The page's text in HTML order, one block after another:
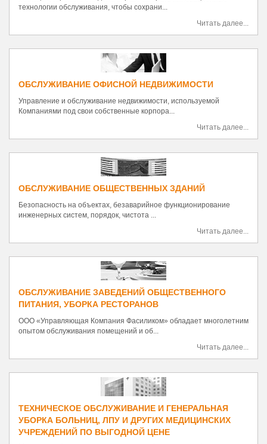
технологии обслуживания, чтобы сохрани...
Читать далее...
ОБСЛУЖИВАНИЕ ОФИСНОЙ НЕДВИЖИМОСТИ
Управление и обслуживание недвижимости, используемой
Компаниями под свои собственные корпора...
Читать далее...
ОБСЛУЖИВАНИЕ ОБЩЕСТВЕННЫХ ЗДАНИЙ
Безопасность на объектах, безаварийное функционирование
инженерных систем, порядок, чистота ...
Читать далее...
ОБСЛУЖИВАНИЕ ЗАВЕДЕНИЙ ОБЩЕСТВЕННОГО
ПИТАНИЯ, УБОРКА РЕСТОРАНОВ
ООО «Управляющая Компания Фасиликом» обладает многолетним
опытом обслуживания помещений и об...
Читать далее...
ТЕХНИЧЕСКОЕ ОБСЛУЖИВАНИЕ И ГЕНЕРАЛЬНАЯ
УБОРКА БОЛЬНИЦ, ЛПУ И ДРУГИХ МЕДИЦИНСКИХ
УЧРЕЖДЕНИЙ ПО ВЫГОДНОЙ ЦЕНЕ